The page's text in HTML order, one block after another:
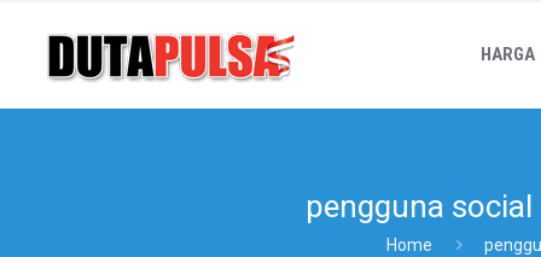
HARGA
pengguna
Home